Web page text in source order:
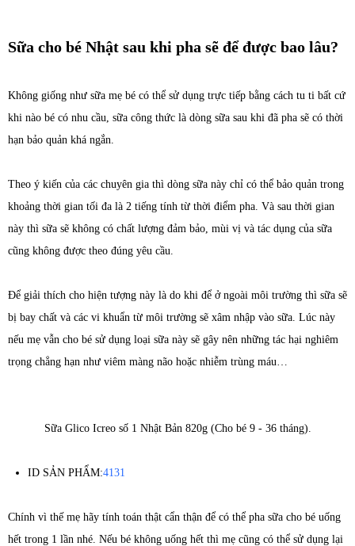
Sữa cho bé Nhật sau khi pha sẽ để được bao lâu?
Không giống như sữa mẹ bé có thể sử dụng trực tiếp bằng cách tu ti bất cứ
khi nào bé có nhu cầu, sữa công thức là dòng sữa sau khi đã pha sẽ có thời
hạn bảo quản khá ngắn.
Theo ý kiến của các chuyên gia thì dòng sữa này chỉ có thể bảo quản trong
khoảng thời gian tối đa là 2 tiếng tính từ thời điểm pha. Và sau thời gian
này thì sữa sẽ không có chất lượng đảm bảo, mùi vị và tác dụng của sữa
cũng không được theo đúng yêu cầu.
Để giải thích cho hiện tượng này là do khi để ở ngoài môi trường thì sữa sẽ
bị bay chất và các vi khuẩn từ môi trường sẽ xâm nhập vào sữa. Lúc này
nếu mẹ vẫn cho bé sử dụng loại sữa này sẽ gây nên những tác hại nghiêm
trọng chẳng hạn như viêm màng não hoặc nhiễm trùng máu…
Sữa Glico Icreo số 1 Nhật Bản 820g (Cho bé 9 - 36 tháng).
ID SẢN PHẨM:4131
Chính vì thế mẹ hãy tính toán thật cẩn thận để có thể pha sữa cho bé uống
hết trong 1 lần nhé. Nếu bé không uống hết thì mẹ cũng có thể sử dụng lại